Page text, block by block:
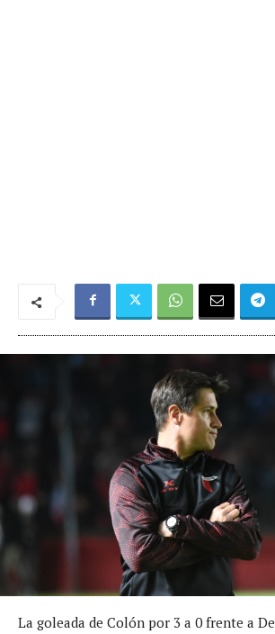
La goleada de Colón por 3 a 0 frente a